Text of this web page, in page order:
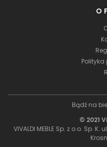
O
Bądź na
© 2021
VIVALDI MEBLE Sp. z o.o. Sp.